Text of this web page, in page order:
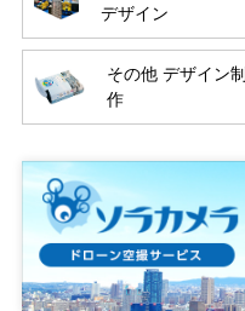
デザイン
その他 デザイン制
作